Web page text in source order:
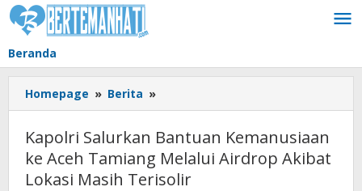
Lewati
ke
Beranda
Homepage » Berita »
Salurkan
Kemanusiaan
ke
Aceh
Kapolri Salurkan Bantuan Kemanusiaan
ke Aceh Tamiang Melalui Airdrop Akibat
Lokasi Masih Terisolir